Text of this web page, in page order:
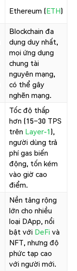
Ethereum (ETH)
Blockchain đa
dụng duy nhất,
mọi ứng dụng
chung tài
nguyên mạng,
có thể gây
nghẽn mạng.
Tốc độ thấp
hơn (15–30 TPS
trên Layer-1),
người dùng trả
phí gas biến
động, tốn kém
vào giờ cao
điểm.
Nền tảng rộng
lớn cho nhiều
loại DApp, nổi
bật với DeFi và
NFT, nhưng độ
phức tạp cao
với người mới.